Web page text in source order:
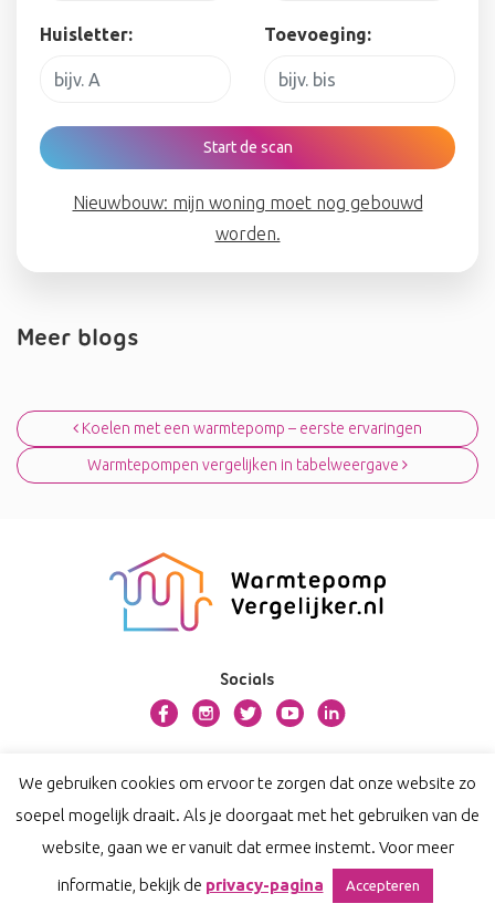
Huisletter: Toevoeging:
Start de scan
Nieuwbouw: mijn woning moet nog gebouwd
worden.
Meer blogs
Koelen met een warmtepomp – eerste ervaringen
Warmtepompen vergelijken in tabelweergave
Socials
Contact
Privacy
Disclaimer
We gebruiken cookies om ervoor te zorgen dat onze website zo
soepel mogelijk draait. Als je doorgaat met het gebruiken van de
website, gaan we er vanuit dat ermee instemt. Voor meer
informatie, bekijk de privacy-pagina Accepteren